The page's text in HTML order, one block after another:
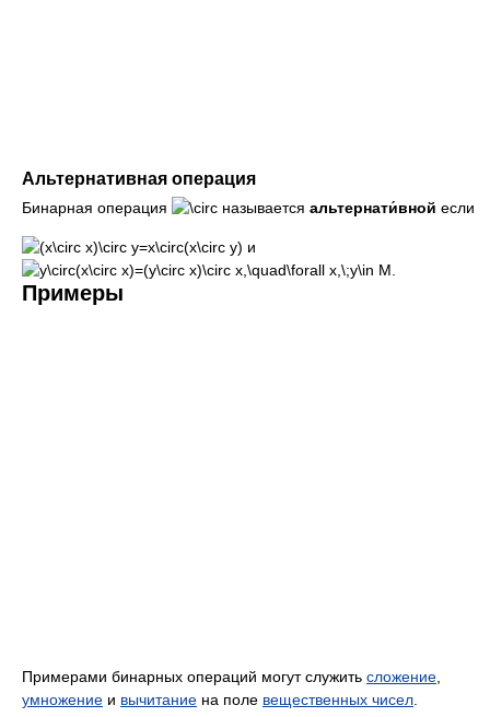
Альтернативная операция
Бинарная операция называется альтернати́вной если
и
Примеры
Примерами бинарных операций могут служить сложение
умножение и вычитание на поле вещественных чисел